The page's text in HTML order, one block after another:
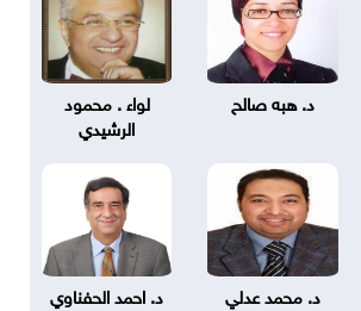
د. هبه صالح
لواء . محمود
الرشيدي
د. محمد عدلي د. احمد الحفناوي